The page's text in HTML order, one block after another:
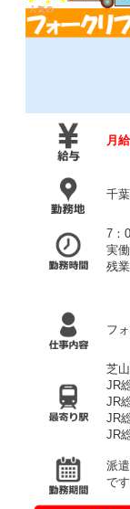
月
千
7：
実
残
フ
芝
JR
JR
JR
JR
派
です